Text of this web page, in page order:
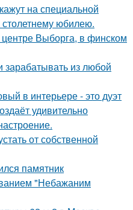
на специальной
юбилею.
Выборга, в финском
зарабатывать из любой
в интерьере - это дуэт
удивительно
от собственной
памятник
"Небажаним